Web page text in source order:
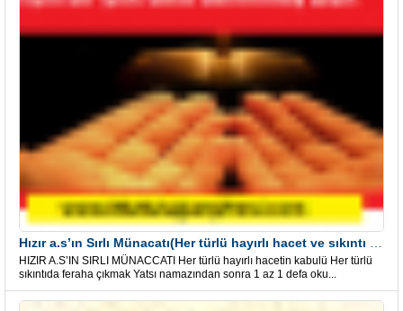
HIZIR A.S’IN SIRLI MÜNACCATI Her türlü hayırlı hacetin kabulü Her türlü
sıkıntıda feraha çıkmak Yatsı namazından sonra 1 az 1 defa oku...